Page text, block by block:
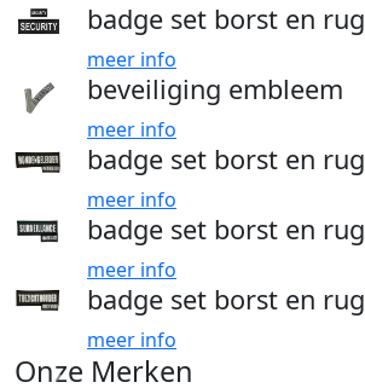
badge set borst en rug
meer info
beveiliging embleem
meer info
badge set borst en rug
meer info
badge set borst en rug
meer info
badge set borst en rug
meer info
Onze Merken